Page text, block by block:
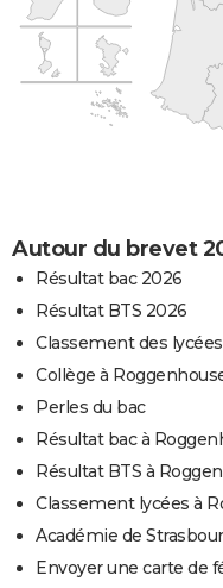
Autour du brevet
Résultat bac 2026
Résultat BTS 2026
Classement des lycées
Collège à
Perles du bac
Résultat bac à
Résultat BTS à
Classement lycées à
Académie de
Envoyer une carte de